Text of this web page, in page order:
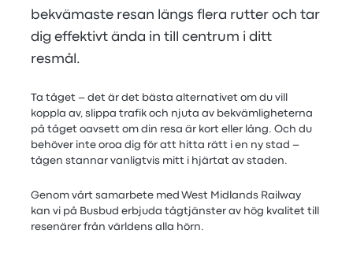
bekvämaste resan längs flera rutter och tar
dig effektivt ända in till centrum i ditt
resmål.
Ta tåget – det är det bästa alternativet om du vill
koppla av, slippa trafik och njuta av bekvämligheterna
på tåget oavsett om din resa är kort eller lång. Och du
behöver inte oroa dig för att hitta rätt i en ny stad –
tågen stannar vanligtvis mitt i hjärtat av staden.
Genom vårt samarbete med West Midlands Railway
kan vi på Busbud erbjuda tågtjänster av hög kvalitet till
resenärer från världens alla hörn.